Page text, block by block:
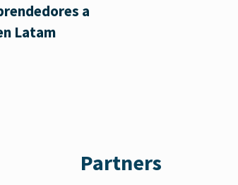
a
Latam
Partners